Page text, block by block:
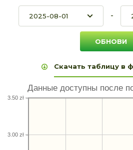
-
Скачать таблицу в
Данные доступны после
3.00 zł
3.50 zł